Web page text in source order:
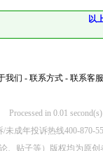
以
我们 - 联系方式 - 联系客服
Processed in 0.01
未成年投诉热线400-870-
、贴子等）版权均为原